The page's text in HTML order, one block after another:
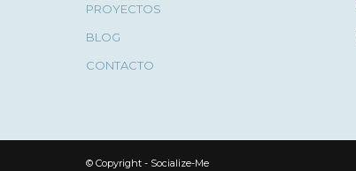
PROYECTOS
BLOG
CONTACTO
© Copyright - Socialize-Me